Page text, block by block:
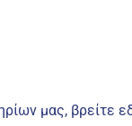
μας, βρείτε